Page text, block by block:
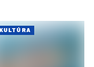
KULTÚRA